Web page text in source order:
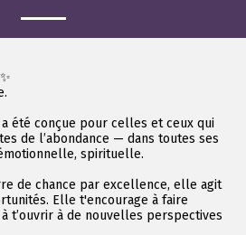
été conçue pour celles et ceux qui
de l’abondance — dans toutes ses
spirituelle.
de chance par excellence, elle agit
Elle t'encourage à faire
t’ouvrir à de nouvelles perspectives